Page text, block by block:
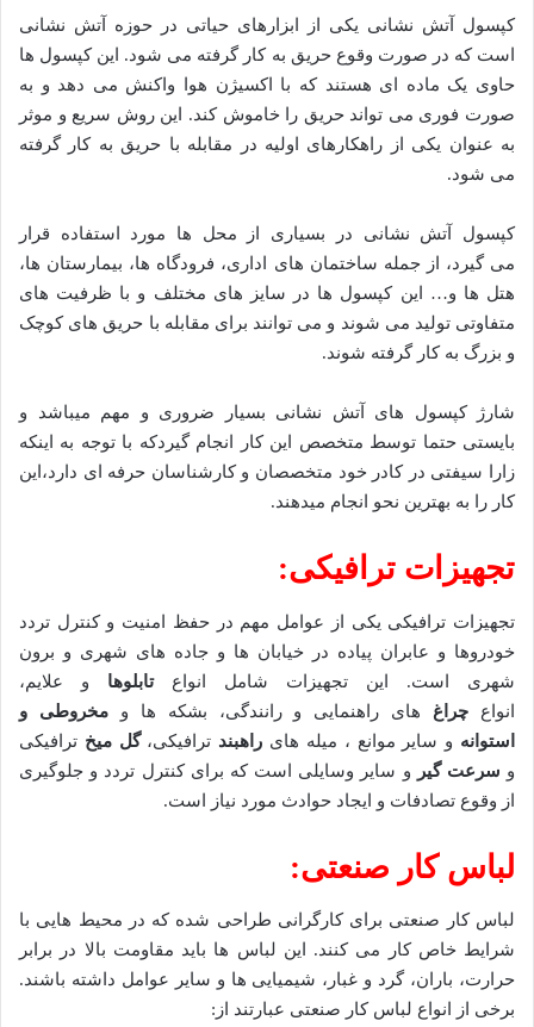
کپسول آتش نشانی یکی از ابزارهای حیاتی در حوزه آتش نشانی
است که در صورت وقوع حریق به کار گرفته می شود. این کپسول ها
حاوی یک ماده ای هستند که با اکسیژن هوا واکنش می دهد و به
صورت فوری می تواند حریق را خاموش کند. این روش سریع و موثر
به عنوان یکی از راهکارهای اولیه در مقابله با حریق به کار گرفته
می شود.
کپسول آتش نشانی در بسیاری از محل ها مورد استفاده قرار
می گیرد، از جمله ساختمان های اداری، فرودگاه ها، بیمارستان ها،
هتل ها و… این کپسول ها در سایز های مختلف و با ظرفیت های
متفاوتی تولید می شوند و می توانند برای مقابله با حریق های کوچک
و بزرگ به کار گرفته شوند.
شارژ کپسول های آتش نشانی بسیار ضروری و مهم میباشد و
بایستی حتما توسط متخصص این کار انجام گیردکه با توجه به اینکه
زارا سیفتی در کادر خود متخصصان و کارشناسان حرفه ای دارد،این
کار را به بهترین نحو انجام میدهند.
تجهیزات ترافیکی:
تجهیزات ترافیکی یکی از عوامل مهم در حفظ امنیت و کنترل تردد
خودروها و عابران پیاده در خیابان ها و جاده های شهری و برون
شهری است. این تجهیزات شامل انواعتابلوها و علایم،
انواع چراغ های راهنمایی و رانندگی، بشکه ها ومخروطی و
استوانه و سایر موانع ، میله های راهبند ترافیکی،گل میخ ترافیکی
و سرعت گیر
و سایر وسایلی است که برای کنترل تردد و جلوگیری
از وقوع تصادفات و ایجاد حوادث مورد نیاز است.
لباس کار صنعتی:
لباس کار صنعتی برای کارگرانی طراحی شده که در محیط هایی با
شرایط خاص کار می کنند. این لباس ها باید مقاومت بالا در برابر
حرارت، باران، گرد و غبار، شیمیایی ها و سایر عوامل داشته باشند.
برخی از انواع لباس کار صنعتی عبارتند از: